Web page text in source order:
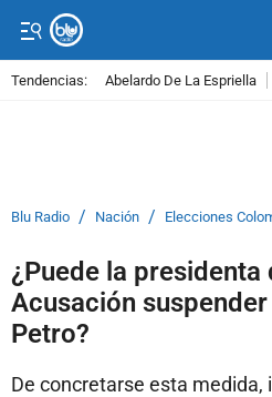
Tendencias: Abelardo De La Espriella
Blu Radio / Nación / Elecciones
¿Puede la
Acusación
Petro?
De concretarse esta medida,